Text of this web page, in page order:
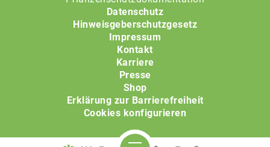
Datenschutz
Hinweisgeberschutzgesetz
Impressum
Kontakt
Karriere
Presse
Shop
Erklärung zur Barrierefreiheit
Cookies konfigurieren